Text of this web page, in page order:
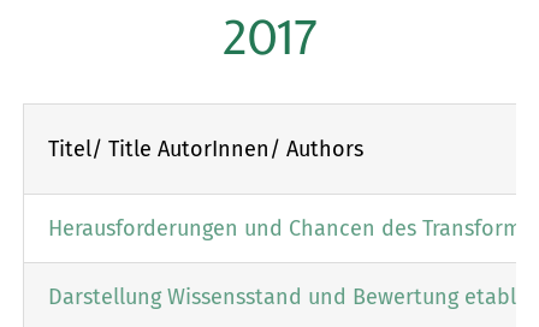
2017
Titel/ Title AutorInnen/ Authors
Herausforderungen und Chancen des
Darstellung Wissensstand und Bewertung